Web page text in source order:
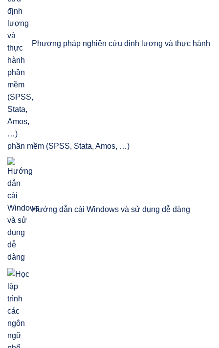
Phương pháp nghiên cứu định lượng và thực hành
phần mềm (SPSS, Stata, Amos, …)
Hướng dẫn cài Windows và sử dụng dễ dàng